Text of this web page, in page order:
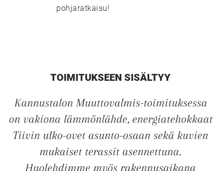
pohjaratkaisu!
TOIMITUKSEEN SISÄLTYY
Kannustalon Muuttovalmis-toimituksessa
on vakiona lämmönlähde, energiatehokkaat
Tiivin ulko-ovet asunto-osaan sekä kuvien
mukaiset terassit asennettuna.
Huolehdimme myös rakennusaikana